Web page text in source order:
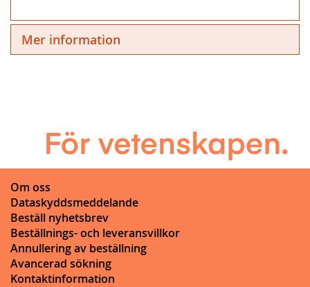
Mer information
Om oss
Dataskyddsmeddelande
Beställ nyhetsbrev
Beställnings- och leveransvillkor
Annullering av beställning
Avancerad sökning
Kontaktinformation